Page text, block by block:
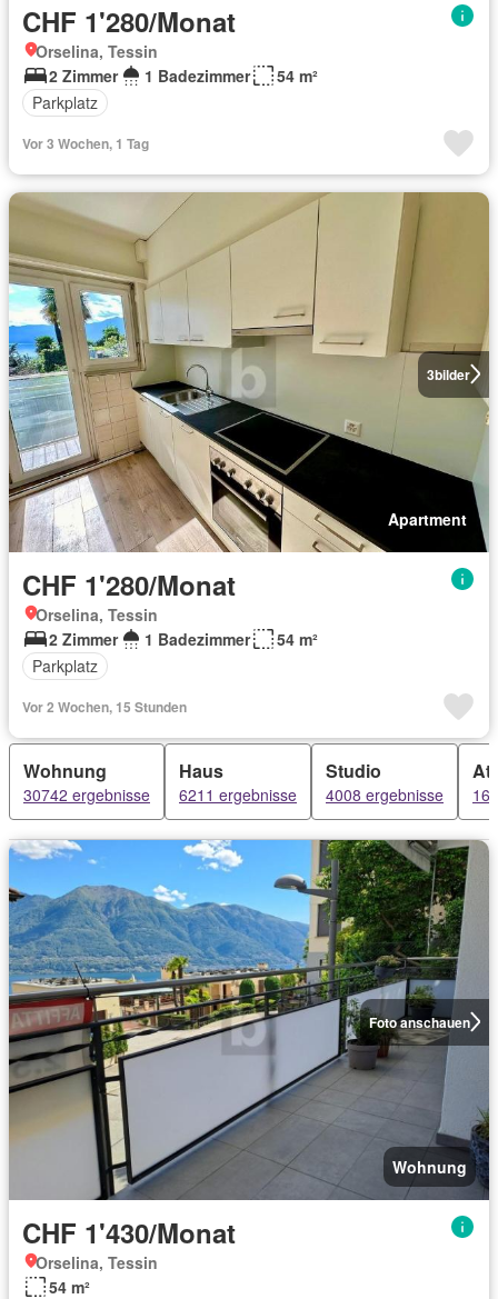
CHF 1'280/Monat
Orselina, Tessin
2 Zimmer
1 Badezimmer
54 m²
Parkplatz
Vor 3 Wochen, 1 Tag
3bilder
Apartment
CHF 1'280/Monat
Orselina, Tessin
2 Zimmer
1 Badezimmer
54 m²
Parkplatz
Vor 2 Wochen, 15 Stunden
Wohnung
30742 ergebnisse
Haus
6211 ergebnisse
Studio
4008 ergebnisse
Foto anschauen
Wohnung
CHF 1'430/Monat
Orselina, Tessin
54 m²